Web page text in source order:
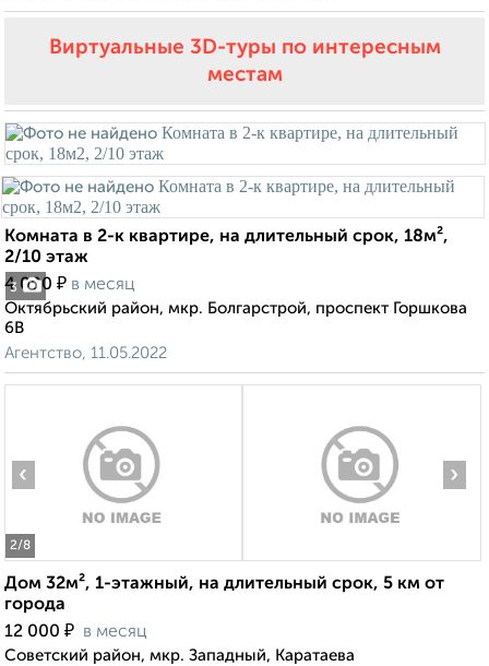
Виртуальные 3D-туры по интересным
местам
3
Комната в 2-к квартире, на длительный срок, 18м²,
2/10 этаж
4 000 ₽ в месяц
Октябрьский район, мкр. Болгарстрой, проспект Горшкова
6В
Агентство, 11.05.2022
2/8
‹ ›
Дом 32м², 1-этажный, на длительный срок, 5 км от
города
12 000 ₽ в месяц
Советский район, мкр. Западный, Каратаева